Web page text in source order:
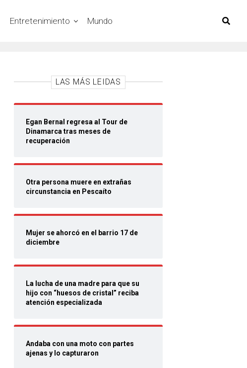
Entretenimiento Mundo
LAS MÁS LEIDAS
Egan Bernal regresa al Tour de
Dinamarca tras meses de
recuperación
Otra persona muere en extrañas
circunstancia en Pescaíto
Mujer se ahorcó en el barrio 17 de
diciembre
La lucha de una madre para que su
hijo con “huesos de cristal” reciba
atención especializada
Andaba con una moto con partes
ajenas y lo capturaron